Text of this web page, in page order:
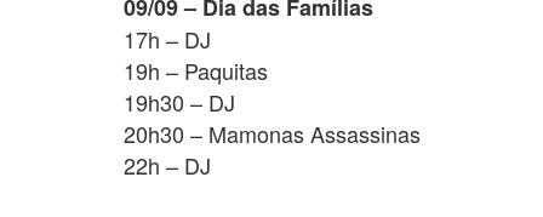
09/09 – Dia das Famílias
17h – DJ
19h – Paquitas
19h30 – DJ
20h30 – Mamonas Assassinas
22h – DJ